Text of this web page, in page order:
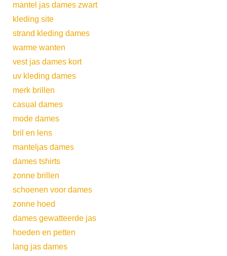
mantel jas dames zwart
kleding site
strand kleding dames
warme wanten
vest jas dames kort
uv kleding dames
merk brillen
casual dames
mode dames
bril en lens
manteljas dames
dames tshirts
zonne brillen
schoenen voor dames
zonne hoed
dames gewatteerde jas
hoeden en petten
lang jas dames